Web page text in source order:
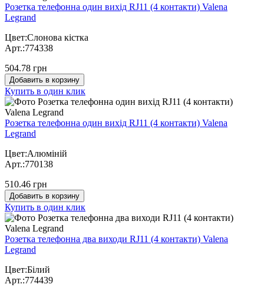
Розетка телефонна один вихід RJ11 (4 контакти) Valena
Legrand
Цвет:Слонова кістка
Арт.:774338
504.78 грн
Добавить в корзину
Купить в один клик
Розетка телефонна один вихід RJ11 (4 контакти) Valena
Legrand
Цвет:Алюміній
Арт.:770138
510.46 грн
Добавить в корзину
Купить в один клик
Розетка телефонна два виходи RJ11 (4 контакти) Valena
Legrand
Цвет:Білий
Арт.:774439